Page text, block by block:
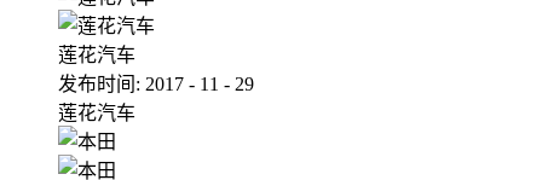
莲花汽车
发布时间: 2017 - 11 - 29
莲花汽车